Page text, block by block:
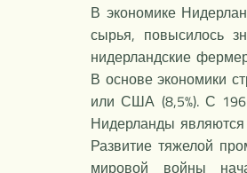
В экономике
сырья, повысилось
нидерландские
В основе экономики
или США (8,5%). С
Нидерланды
Развитие тяжелой
мировой войны